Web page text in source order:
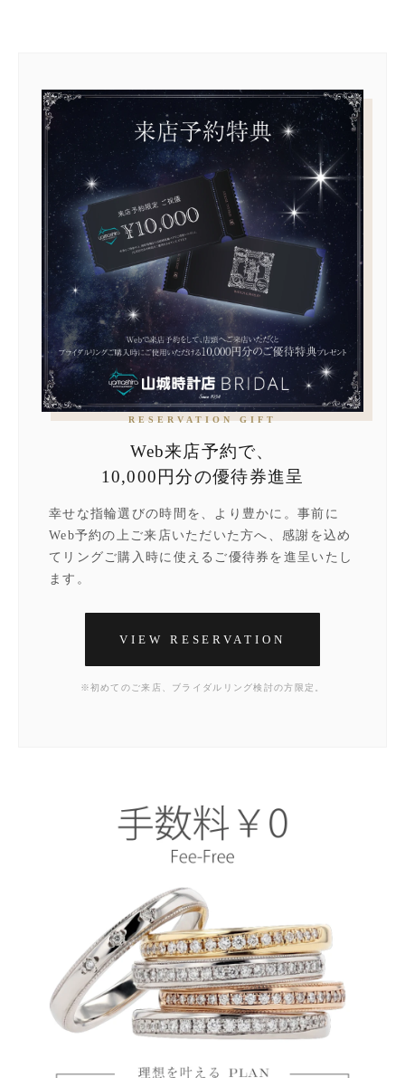
RESERVATION GIFT
Web来店予約で、
10,000円分の優待券進呈
幸せな指輪選びの時間を、より豊かに。事前に
Web予約の上ご来店いただいた方へ、感謝を込め
てリングご購入時に使えるご優待券を進呈いたし
ます。
VIEW RESERVATION
※初めてのご来店、ブライダルリング検討の方限定。